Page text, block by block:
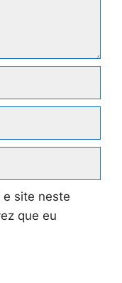
e site neste
que eu